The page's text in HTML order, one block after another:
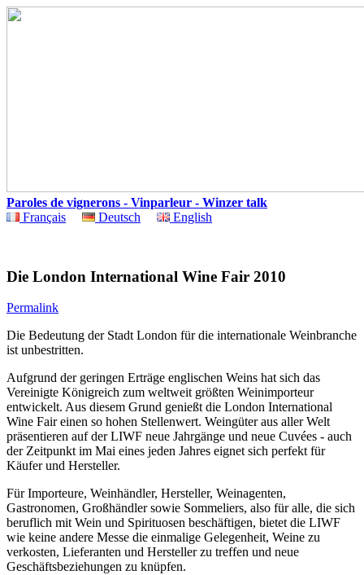
Paroles de vignerons - Vinparleur - Winzer talk
Français
Deutsch English
Die London International Wine Fair 2010
Permalink
Die Bedeutung der Stadt London für die internationale Weinbranche
ist unbestritten.
Aufgrund der geringen Erträge englischen Weins hat sich das
Vereinigte Königreich zum weltweit größten Weinimporteur
entwickelt. Aus diesem Grund genießt die London International
Wine Fair einen so hohen Stellenwert. Weingüter aus aller Welt
präsentieren auf der LIWF neue Jahrgänge und neue Cuvées - auch
der Zeitpunkt im Mai eines jeden Jahres eignet sich perfekt für
Käufer und Hersteller.
Für Importeure, Weinhändler, Hersteller, Weinagenten,
Gastronomen, Großhändler sowie Sommeliers, also für alle, die sich
beruflich mit Wein und Spirituosen beschäftigen, bietet die LIWF
wie keine andere Messe die einmalige Gelegenheit, Weine zu
verkosten, Lieferanten und Hersteller zu treffen und neue
Geschäftsbeziehungen zu knüpfen.